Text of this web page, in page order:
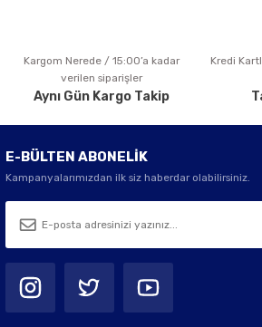
Gönder
Kargom Nerede / 15:00’a kadar
verilen siparişler
Aynı Gün Kargo Takip
Kredi
E-BÜLTEN ABONELİK
Kampanyalarımızdan ilk siz haberdar olabilirsiniz.